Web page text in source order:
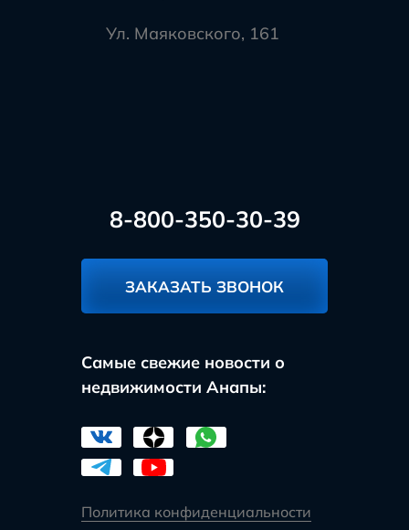
Ул. Маяковского, 161
8-800-350-30-39
ЗАКАЗАТЬ ЗВОНОК
Самые свежие новости о
недвижимости Анапы:
Политика конфиденциальности